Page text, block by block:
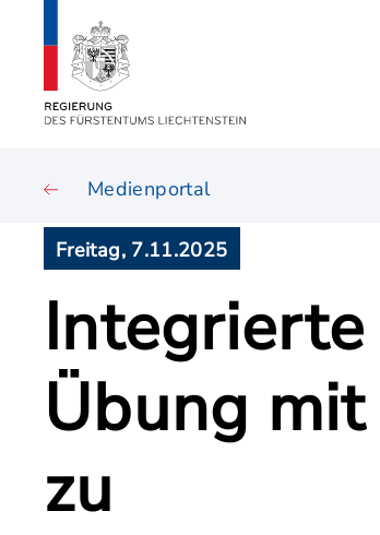
Medienportal
Freitag, 7.11.2025
Übung
zu